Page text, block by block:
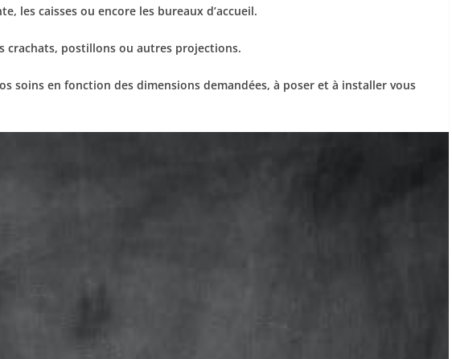
les caisses ou encore les bureaux d’accueil.
crachats, postillons ou autres projections.
soins en fonction des dimensions demandées, à poser et à installer vous